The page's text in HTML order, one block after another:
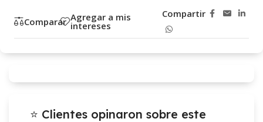
Comparar Agregar a mis
intereses
Compartir
⭐ Clientes opinaron sobre este